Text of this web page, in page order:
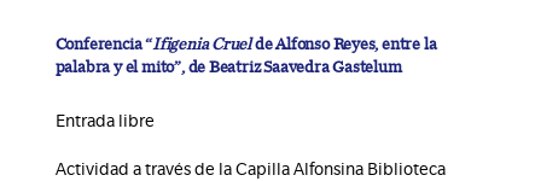
Conferencia “Ifigenia Cruelde Alfonso Reyes, entre la
palabra y el mito”, de Beatriz Saavedra Gastelum
Entrada libre
Actividad a través de la Capilla Alfonsina Biblioteca